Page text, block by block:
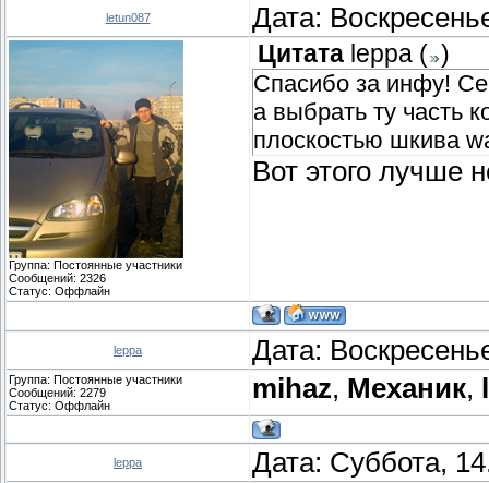
letun087 Дата:
Группа: Постоянные участники
Сообщений: 2326
Статус: Оффлайн
Цитата leppa ( )
Спасибо за инфу!
а выбрать ту часть
плоскостью шкива
Вот этого лучше
leppa Дата:
Группа: Постоянные участники
Сообщений: 2279
Статус: Оффлайн
mihaz, Механик,
leppa Дата: Суббота,